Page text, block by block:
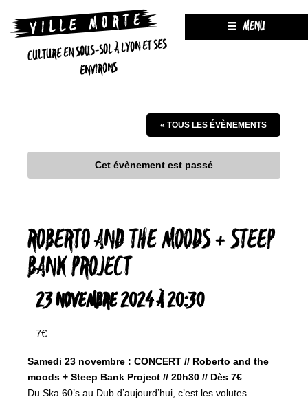
CULTURE EN SOUS-SOL À LYON ET SES
ENVIRONS
MENU
« TOUS LES ÉVÈNEMENTS
Cet évènement est passé
ROBERTO AND THE MOODS + STEEP
BANK PROJECT
23 NOVEMBRE 2024 À 20:30
7€
Samedi 23 novembre : CONCERT // Roberto and the
moods + Steep Bank Project // 20h30 // Dès 7€
Du Ska 60’s au Dub d’aujourd’hui, c’est les volutes